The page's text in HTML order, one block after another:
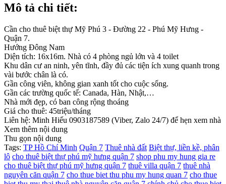
Mô tả chi tiết:
Cần cho thuê biệt thự Mỹ Phú 3 - Đường 22 - Phú Mỹ Hưng -
Quận 7.
Hướng Đông Nam
Diện tích: 16x16m. Nhà có 4 phòng ngủ lớn và 4 toilet
Khu dân cư an ninh, yên tĩnh, đầy đủ các tiện ích xung quanh trong
vài bước chân là có.
Gần công viên, không gian xanh tốt cho cuộc sống.
Gần các trường quốc tế: Canada, Hàn, Nhật,…
Nhà mới đẹp, có ban công rộng thoáng
Giá cho thuê: 45triệu/tháng
Liên hệ: Minh Hiếu 0903187589 (Viber, Zalo 24/7) để hẹn xem nhà
Xem thêm nội dung
Thu gọn nội dung
Tags: TP Hồ Chí Minh Quận 7 Thuê nhà đất Biệt thự, liền kề, phân
lô cho thuê biệt thự phú mỹ hưng quận 7 shop phu my hung gia re
cho thuê biệt thự phú mỹ hưng quận 7 thuê villa quận 7 thuê nhà
nguyên căn quận 7 cho thue biet thu phu my hung quan 7 cho thue